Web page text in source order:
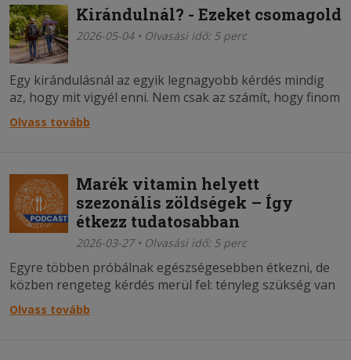
Kirándulnál? - Ezeket csomagold
2026-05-04 • Olvasási idő: 5 perc
Egy kirándulásnál az egyik legnagyobb kérdés mindig
az, hogy mit vigyél enni. Nem csak az számít, hogy finom
legyen, hanem az is, hogy bírja az utat, ne romoljon meg
a táskában, és ne kelljen hűtőtáskát cipelned magaddal.
Olvass tovább
Marék vitamin helyett
szezonális zöldségek – Így
étkezz tudatosabban
2026-03-27 • Olvasási idő: 5 perc
Egyre többen próbálnak egészségesebben étkezni, de
közben rengeteg kérdés merül fel: tényleg szükség van
étrend-kiegészítőkre? Mennyire “jobb” a vegán
életmód? Mi számít valójában tudatos táplálkozásnak?
Olvass tovább